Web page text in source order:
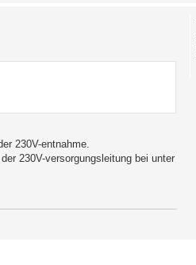
230V-entnahme.
230V-versorgungsleitung bei unter